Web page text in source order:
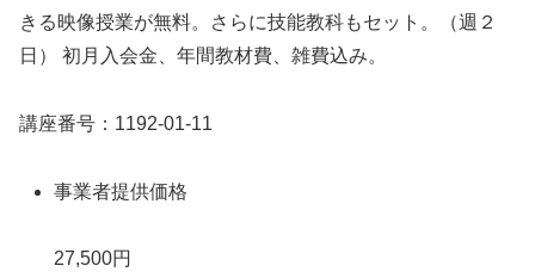
きる映像授業が無料。さらに技能教科もセット。（週２
日） 初月入会金、年間教材費、雑費込み。
講座番号：1192-01-11
事業者提供価格
27,500円